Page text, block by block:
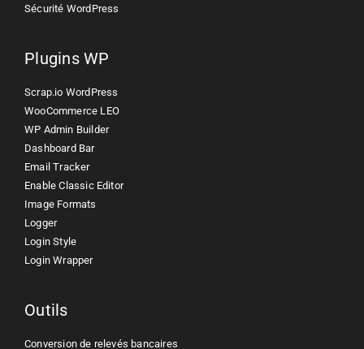
Sécurité WordPress
Plugins WP
Scrap.io WordPress
WooCommerce LEO
WP Admin Builder
Dashboard Bar
Email Tracker
Enable Classic Editor
Image Formats
Logger
Login Style
Login Wrapper
Outils
Conversion de relevés bancaires